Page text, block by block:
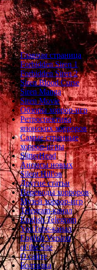
Главная страница
Forbidden Siren 1
Forbidden Siren 2
Siren Blood Curse
Siren Manga
Siren Movie
Обзоры хоррор-игр
Ретроспектива
японских хорроров
Самые странные
хоррор-игры
SlitterHead
Анонсы новых
Silent Hill'ов
Другие статьи
Переводы хорроров
Музей хоррор-игр
Telegram-канал
English Telegram
YouTube-канал
English Version
of the Site
О сайте
Болталка